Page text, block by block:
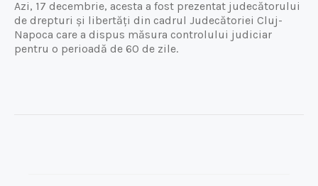
Azi, 17 decembrie, acesta a fost prezentat judecătorului
de drepturi și libertăți din cadrul Judecătoriei Cluj-
Napoca care a dispus măsura controlului judiciar
pentru o perioadă de 60 de zile.